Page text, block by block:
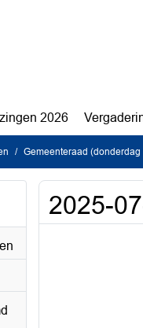
2026
Gemeenteraad
2025-